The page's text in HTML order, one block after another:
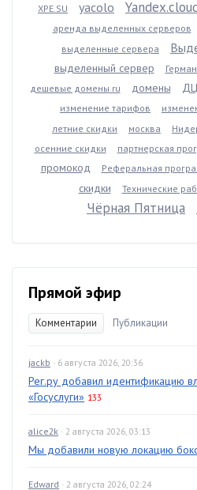
XPE.SU
yacolo
аренда выделенных серверов
выделенные сервера
выделенный сервер
дешевые домены ru домены
изменение тарифов
летние скидки
москва
осенние скидки партнерская
промокод
Реферальная
скидки
Технические
Чёрная Пятница
Прямой эфир
Комментарии Публикации
jackb · 6 августа 2026, 20:36
Рег.ру добавил идентификацию
«Госуслуги» 133
alice2k · 2 августа 2026, 03:13
Мы добавили новую локацию
Edward · 2 августа 2026, 02:24